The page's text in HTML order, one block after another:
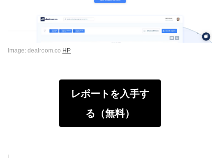
Image: dealroom.co HP
レポートを入手す
る（無料）